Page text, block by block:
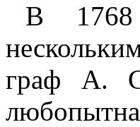
В 1768
граф А.